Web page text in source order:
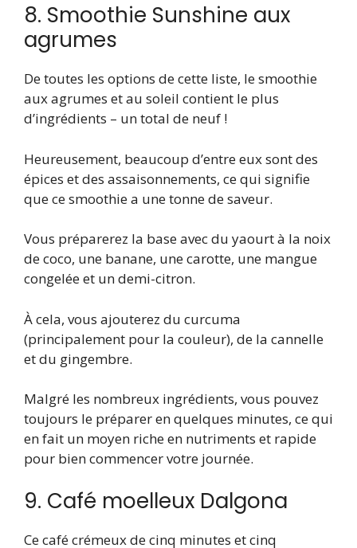
8. Smoothie Sunshine aux
agrumes
De toutes les options de cette liste, le smoothie
aux agrumes et au soleil contient le plus
d’ingrédients – un total de neuf !
Heureusement, beaucoup d’entre eux sont des
épices et des assaisonnements, ce qui signifie
que ce smoothie a une tonne de saveur.
Vous préparerez la base avec du yaourt à la noix
de coco, une banane, une carotte, une mangue
congelée et un demi-citron.
À cela, vous ajouterez du curcuma
(principalement pour la couleur), de la cannelle
et du gingembre.
Malgré les nombreux ingrédients, vous pouvez
toujours le préparer en quelques minutes, ce qui
en fait un moyen riche en nutriments et rapide
pour bien commencer votre journée.
9. Café moelleux Dalgona
Ce café crémeux de cinq minutes et cinq